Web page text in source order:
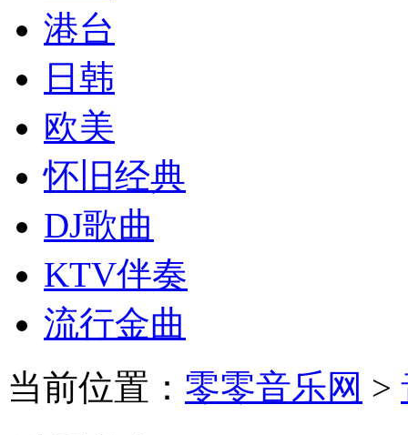
港台
日韩
欧美
怀旧经典
DJ歌曲
KTV伴奏
流行金曲
当前位置： 零零音乐网 >